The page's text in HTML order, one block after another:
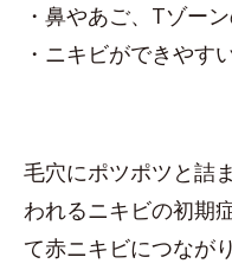
・鼻やあご、Tゾー
・ニキビができやす
毛穴にポツポツと詰
われるニキビの初期
て赤ニキビにつなが